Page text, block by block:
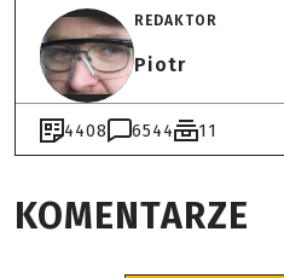
REDAKTOR
Piotr
4408 6544 11
KOMENTARZE